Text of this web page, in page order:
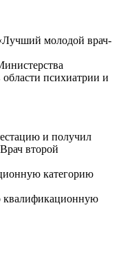
молодой врач-
области психиатрии и
и получил
второй
категорию
квалификационную